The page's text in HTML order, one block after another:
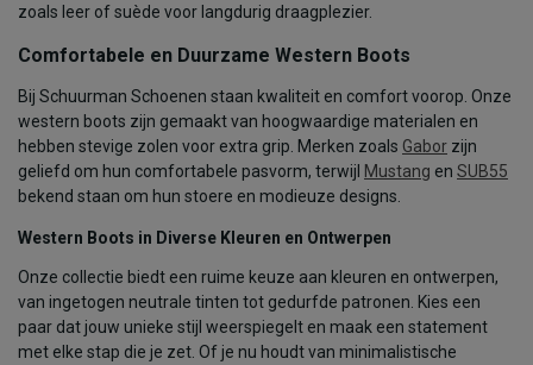
zoals leer of suède voor langdurig draagplezier.
Comfortabele en Duurzame Western Boots
Bij Schuurman Schoenen staan kwaliteit en comfort voorop. Onze
western boots zijn gemaakt van hoogwaardige materialen en
hebben stevige zolen voor extra grip. Merken zoals Gabor zijn
geliefd om hun comfortabele pasvorm, terwijl Mustang en SUB55
bekend staan om hun stoere en modieuze designs.
Western Boots in Diverse Kleuren en Ontwerpen
Onze collectie biedt een ruime keuze aan kleuren en ontwerpen,
van ingetogen neutrale tinten tot gedurfde patronen. Kies een
paar dat jouw unieke stijl weerspiegelt en maak een statement
met elke stap die je zet. Of je nu houdt van minimalistische